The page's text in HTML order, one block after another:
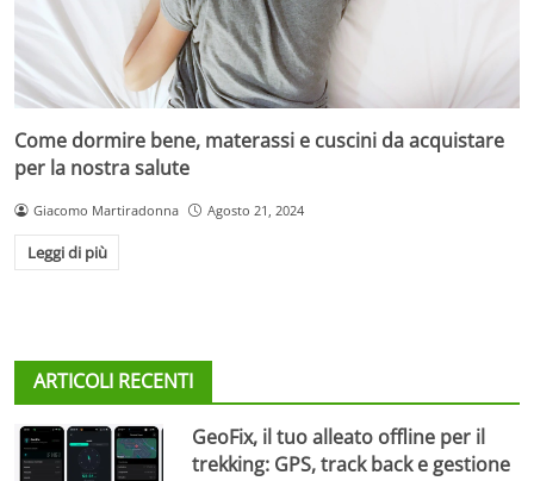
Come dormire bene, materassi e cuscini da acquistare
per la nostra salute
Giacomo Martiradonna Agosto 21, 2024
Leggi di più
ARTICOLI RECENTI
GeoFix, il tuo alleato offline per il
trekking: GPS, track back e gestione